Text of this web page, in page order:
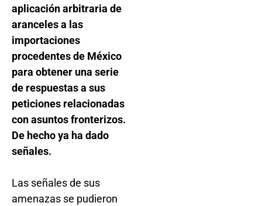
aplicación arbitraria de
aranceles a las
importaciones
procedentes de México
para obtener una serie
de respuestas a sus
peticiones relacionadas
con asuntos fronterizos.
De hecho ya ha dado
señales.
Las señales de sus
amenazas se pudieron